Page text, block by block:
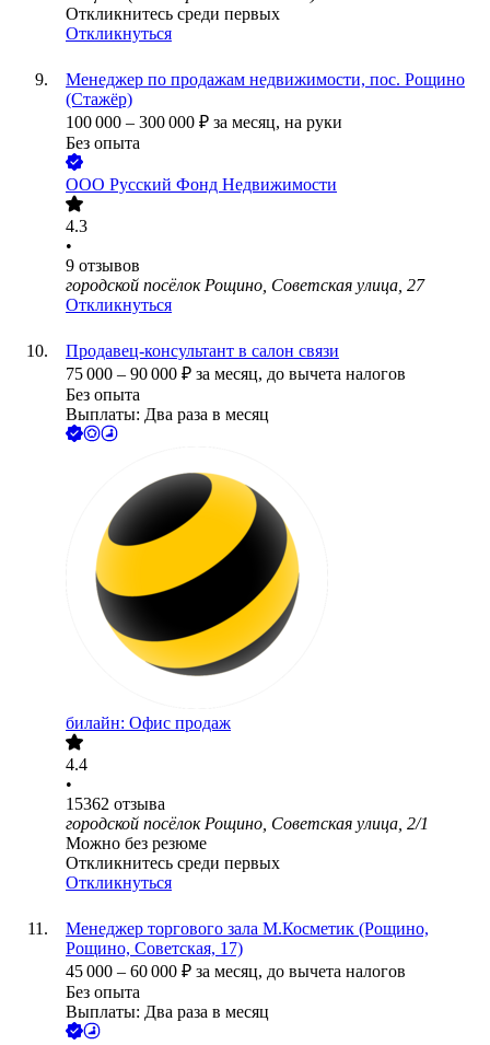
Откликнитесь среди первых
Откликнуться
Менеджер по продажам недвижимости, пос. Рощино
(Стажёр)
100 000 – 300 000 ₽ за месяц, на руки
Без опыта
ООО Русский Фонд Недвижимости
4.3
•
9 отзывов
городской посёлок Рощино, Советская улица, 27
Откликнуться
Продавец-консультант в салон связи
75 000 – 90 000 ₽ за месяц, до вычета налогов
Без опыта
Выплаты: Два раза в месяц
билайн: Офис продаж
4.4
•
15362 отзыва
городской посёлок Рощино, Советская улица, 2/1
Можно без резюме
Откликнитесь среди первых
Откликнуться
Менеджер торгового зала М.Косметик (Рощино,
Рощино, Советская, 17)
45 000 – 60 000 ₽ за месяц, до вычета налогов
Без опыта
Выплаты: Два раза в месяц